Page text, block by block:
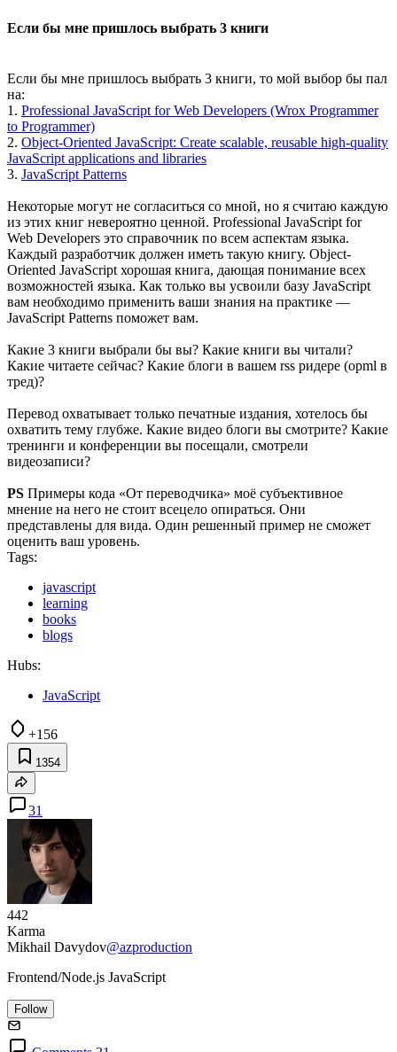
Если бы мне пришлось выбрать 3 книги
Если бы мне пришлось выбрать 3 книги, то мой выбор бы пал
на:
1. Professional JavaScript for Web Developers (Wrox Programmer
to Programmer)
2. Object-Oriented JavaScript: Create scalable, reusable high-quality
JavaScript applications and libraries
3. JavaScript Patterns
Некоторые могут не согласиться со мной, но я считаю каждую
из этих книг невероятно ценной. Professional JavaScript for
Web Developers это справочник по всем аспектам языка.
Каждый разработчик должен иметь такую книгу. Object-
Oriented JavaScript хорошая книга, дающая понимание всех
возможностей языка. Как только вы усвоили базу JavaScript
вам необходимо применить ваши знания на практике —
JavaScript Patterns поможет вам.
Какие 3 книги выбрали бы вы? Какие книги вы читали?
Какие читаете сейчас? Какие блоги в вашем rss ридере (opml в
тред)?
Перевод охватывает только печатные издания, хотелось бы
охватить тему глубже. Какие видео блоги вы смотрите? Какие
тренинги и конференции вы посещали, смотрели
видеозаписи?
PS Примеры кода «От переводчика» моё субъективное
мнение на него не стоит всецело опираться. Они
представлены для вида. Один решенный пример не сможет
оценить ваш уровень.
Tags:
javascript
learning
books
blogs
Hubs:
JavaScript
+156
1354
31
442
Karma
Mikhail Davydov@azproduction
Frontend/Node.js JavaScript
Follow